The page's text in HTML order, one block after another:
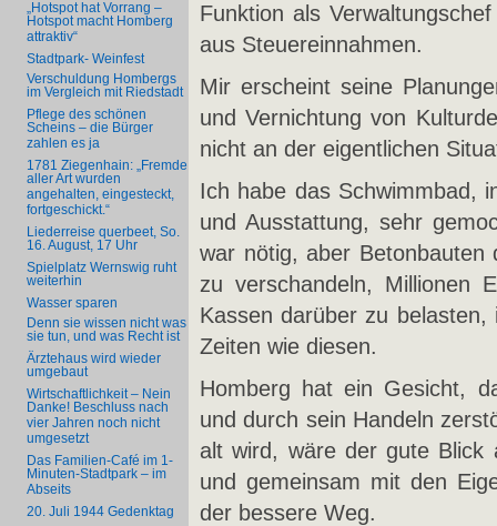
„Hotspot hat Vorrang –
Hotspot macht Homberg
attraktiv“
Stadtpark- Weinfest
Verschuldung Hombergs
im Vergleich mit Riedstadt
Pflege des schönen
Scheins – die Bürger
zahlen es ja
1781 Ziegenhain: „Fremde
aller Art wurden
angehalten, eingesteckt,
fortgeschickt.“
Liederreise querbeet, So.
16. August, 17 Uhr
Spielplatz Wernswig ruht
weiterhin
Wasser sparen
Denn sie wissen nicht was
sie tun, und was Recht ist
Ärztehaus wird wieder
umgebaut
Wirtschaftlichkeit – Nein
Danke! Beschluss nach
vier Jahren noch nicht
umgesetzt
Das Familien-Café im 1-
Minuten-Stadtpark – im
Abseits
20. Juli 1944 Gedenktag
Funktion als
aus Steuereinnahmen.
Mir erscheint seine
und Vernichtung von
nicht an der eigentlichen
Ich habe das Schwimmbad,
und Ausstattung, sehr
war nötig, aber
zu verschandeln, Millionen
Kassen darüber zu
Zeiten wie diesen.
Homberg hat ein Gesicht,
und durch sein Handeln
alt wird, wäre der gute Blick
und gemeinsam mit den
der bessere Weg.